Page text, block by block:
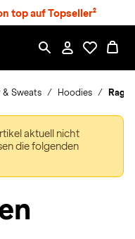
top auf Topseller²
& Sweats Hoodies
aktuell nicht
die folgenden